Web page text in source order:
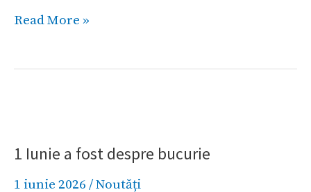
Read More »
1 Iunie a fost despre bucurie
1 iunie 2026 /Noutăți
a
fost